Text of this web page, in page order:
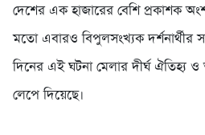
দেশের এক হাজারের বেশি প্রকাশক
মতো এবারও বিপুলসংখ্যক দর্শনার্থীর
দিনের এই ঘটনা মেলার দীর্ঘ
লেপে দিয়েছে।